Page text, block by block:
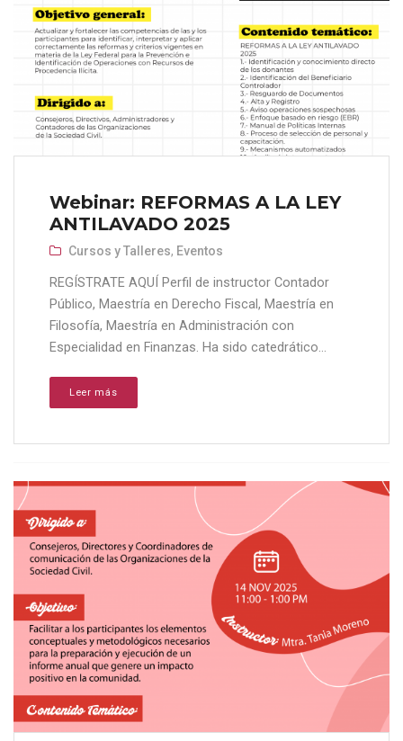
Webinar: REFORMAS A LA LEY
ANTILAVADO 2025
Cursos y Talleres, Eventos
REGÍSTRATE AQUÍ Perfil de instructor Contador
Público, Maestría en Derecho Fiscal, Maestría en
Filosofía, Maestría en Administración con
Especialidad en Finanzas. Ha sido catedrático...
Leer más